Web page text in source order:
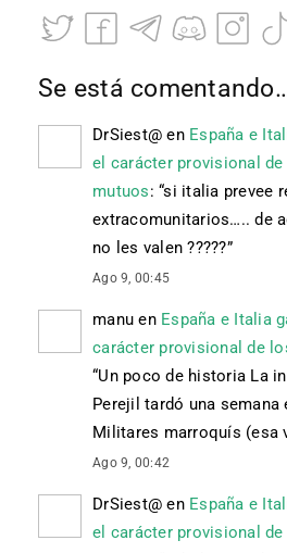
Se está
DrSiest@ en España e
el carácter provisional
mutuos: “si italia prevee
extracomunitarios….. de
no les valen ?????”
Ago 9, 00:45
manu en España e Italia
carácter provisional de
“Un poco de historia La
Perejil tardó una semana
Militares marroquís (esa
Ago 9, 00:42
DrSiest@ en España e
el carácter provisional